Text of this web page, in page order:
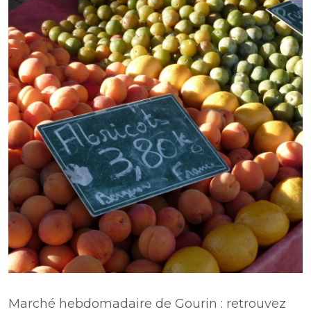
Marché hebdomadaire de Gourin : retrouvez